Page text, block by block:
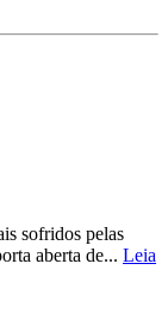
sofridos pelas
aberta de... Leia